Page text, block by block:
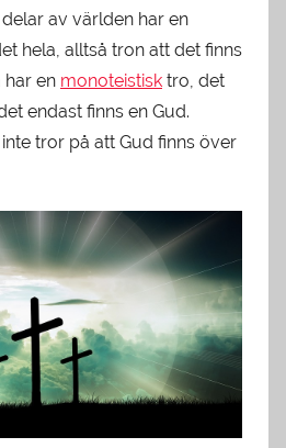
av världen har en
hela, alltså tron att det finns
har en monoteistisk tro, det
endast finns en Gud.
tror på att Gud finns över